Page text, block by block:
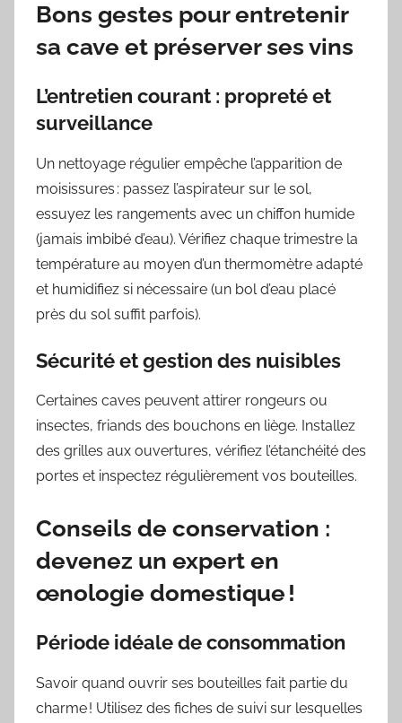
Bons gestes pour entretenir
sa cave et préserver ses vins
L’entretien courant : propreté et
surveillance
Un nettoyage régulier empêche l’apparition de
moisissures : passez l’aspirateur sur le sol,
essuyez les rangements avec un chiffon humide
(jamais imbibé d’eau). Vérifiez chaque trimestre la
température au moyen d’un thermomètre adapté
et humidifiez si nécessaire (un bol d’eau placé
près du sol suffit parfois).
Sécurité et gestion des nuisibles
Certaines caves peuvent attirer rongeurs ou
insectes, friands des bouchons en liège. Installez
des grilles aux ouvertures, vérifiez l’étanchéité des
portes et inspectez régulièrement vos bouteilles.
Conseils de conservation :
devenez un expert en
œnologie domestique !
Période idéale de consommation
Savoir quand ouvrir ses bouteilles fait partie du
charme ! Utilisez des fiches de suivi sur lesquelles